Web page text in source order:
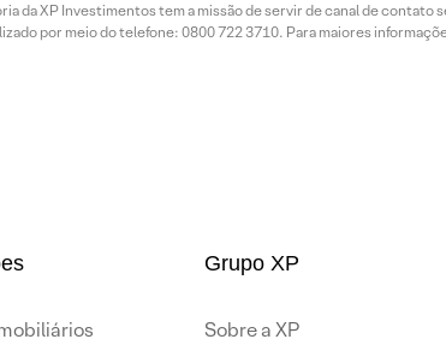
da XP Investimentos tem a missão de servir de canal de
por meio do telefone: 0800 722 3710. Para maiores
Grupo XP
Sobre a XP